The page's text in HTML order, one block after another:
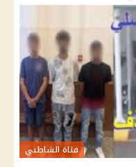
فتاة الشاطبي